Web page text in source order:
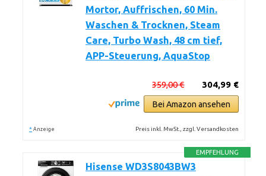
Mortor, Auffrischen, 60 Min.
Waschen & Trocknen, Steam
Care, Turbo Wash, 48 cm tief,
APP-Steuerung, AquaStop
304,99 €
359,00 €
Bei Amazon ansehen
* Anzeige Preis inkl. MwSt., zzgl. Versandkosten
EMPFEHLUNG
Hisense WD3S8043BW3